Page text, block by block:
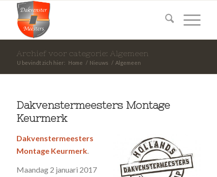
Archief voor categorie: Algemeen
U bevindt zich hier: Home / Nieuws / Algemeen
Dakvenstermeesters Montage
Keurmerk
Dakvenstermeesters
Montage Keurmerk.
Maandag 2 januari 2017